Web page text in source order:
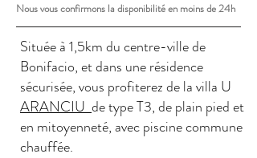
Nous vous confirmons la disponibilité en moins de 24h
Située à 1,5km du centre-ville de
Bonifacio, et dans une résidence
sécurisée, vous profiterez de la villa U
ARANCIU de type T3, de plain pied et
en mitoyenneté, avec piscine commune
chauffée.